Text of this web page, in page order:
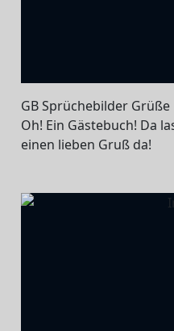
GB Sprüchebilder Grüße
Oh! Ein Gästebuch! Da
einen lieben Gruß da!